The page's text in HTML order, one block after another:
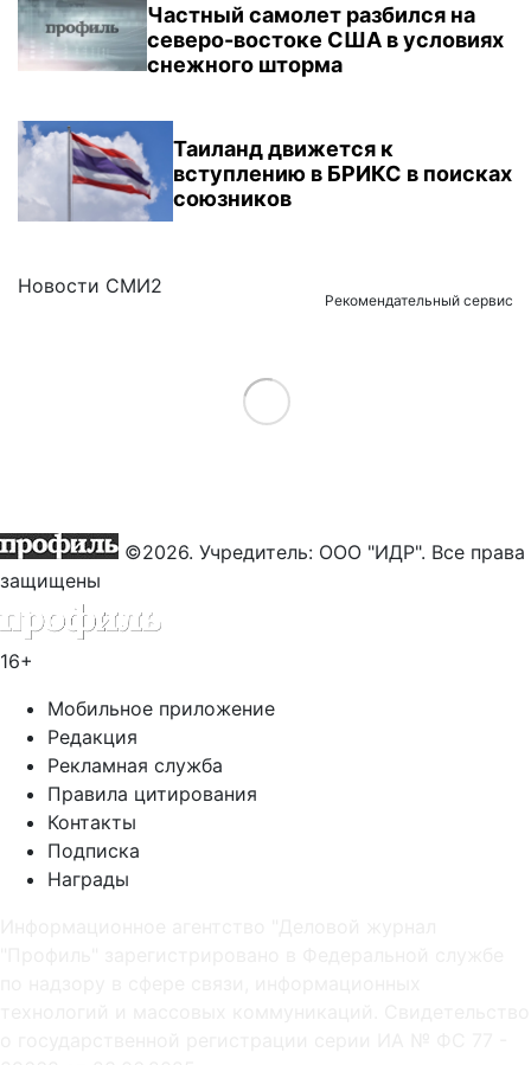
Частный самолет разбился на
северо-востоке США в условиях
снежного шторма
Таиланд движется к
вступлению в БРИКС в поисках
союзников
Новости СМИ2
Рекомендательный сервис
Load More
©2026. Учредитель: ООО "ИДР". Все права
защищены
16+
Мобильное приложение
Редакция
Рекламная служба
Правила цитирования
Контакты
Подписка
Награды